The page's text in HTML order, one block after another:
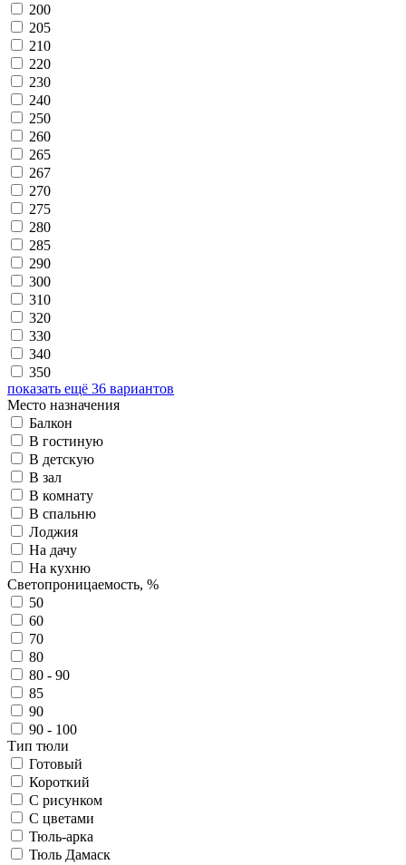
200
205
210
220
230
240
250
260
265
267
270
275
280
285
290
300
310
320
330
340
350
показать ещё 36 вариантов
Место назначения
Балкон
В гостиную
В детскую
В зал
В комнату
В спальню
Лоджия
На дачу
На кухню
Светопроницаемость, %
50
60
70
80
80 - 90
85
90
90 - 100
Тип тюли
Готовый
Короткий
С рисунком
С цветами
Тюль-арка
Тюль Дамаск